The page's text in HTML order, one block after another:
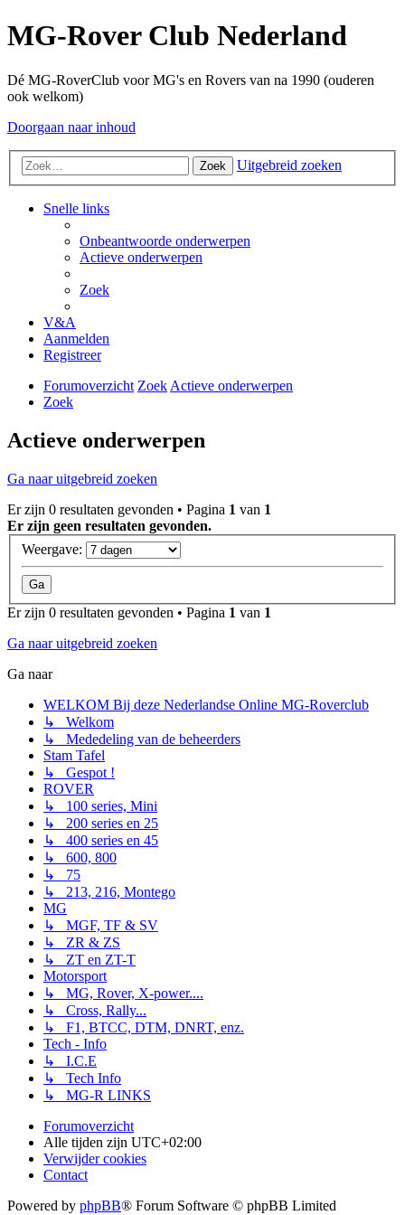
MG-Rover Club Nederland
Dé MG-RoverClub voor MG's en Rovers van na 1990 (ouderen
ook welkom)
Doorgaan naar inhoud
Zoek Uitgebreid zoeken
Snelle links
Onbeantwoorde onderwerpen
Actieve onderwerpen
Zoek
V&A
Aanmelden
Registreer
Forumoverzicht ZoekActieve onderwerpen
Zoek
Actieve onderwerpen
Ga naar uitgebreid zoeken
Er zijn 0 resultaten gevonden • Pagina 1 van 1
Er zijn geen resultaten gevonden.
Weergave:
Er zijn 0 resultaten gevonden • Pagina 1 van 1
Ga naar uitgebreid zoeken
Ga naar
WELKOM Bij deze Nederlandse Online MG-Roverclub
↳ Welkom
↳ Mededeling van de beheerders
Stam Tafel
↳ Gespot !
ROVER
↳ 100 series, Mini
↳ 200 series en 25
↳ 400 series en 45
↳ 600, 800
↳ 75
↳ 213, 216, Montego
MG
↳ MGF, TF & SV
↳ ZR & ZS
↳ ZT en ZT-T
Motorsport
↳ MG, Rover, X-power....
↳ Cross, Rally...
↳ F1, BTCC, DTM, DNRT, enz.
Tech - Info
↳ I.C.E
↳ Tech Info
↳ MG-R LINKS
Forumoverzicht
Alle tijden zijn UTC+02:00
Verwijder cookies
Contact
Powered by phpBB® Forum Software © phpBB Limited